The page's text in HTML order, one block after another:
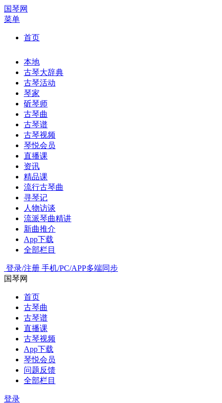
国琴网
菜单
首页
本地
古琴大辞典
古琴活动
琴家
斫琴师
古琴曲
古琴谱
古琴视频
琴悦会员
直播课
资讯
精品课
流行古琴曲
寻琴记
人物访谈
流派琴曲精讲
新曲推介
App下载
全部栏目
登录/注册 手机/PC/APP多端同步
国琴网
首页
古琴曲
古琴谱
直播课
古琴视频
App下载
琴悦会员
问题反馈
全部栏目
登录